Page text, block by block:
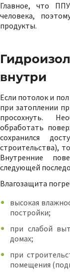
Главное, что
человека,
продукты.
внутри
Если потолок и
при затоплении
просохнуть.
обработать
сохранился
строительства),
Внутренние
следующей
Влагозащита
высокая
постройки;
при слабой
домах;
при
помещения